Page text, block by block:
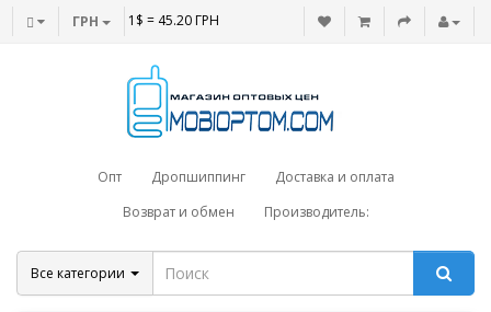
ГРН 1$ = 45.20 ГРН
Опт Дропшиппинг
Доставка и оплата
Возврат и обмен
Производитель:
Все категории